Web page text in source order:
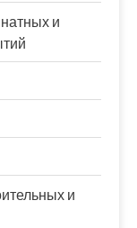
и
и